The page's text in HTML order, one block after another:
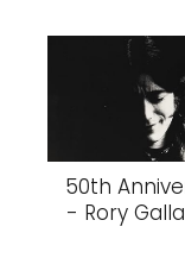
50th
- Rory